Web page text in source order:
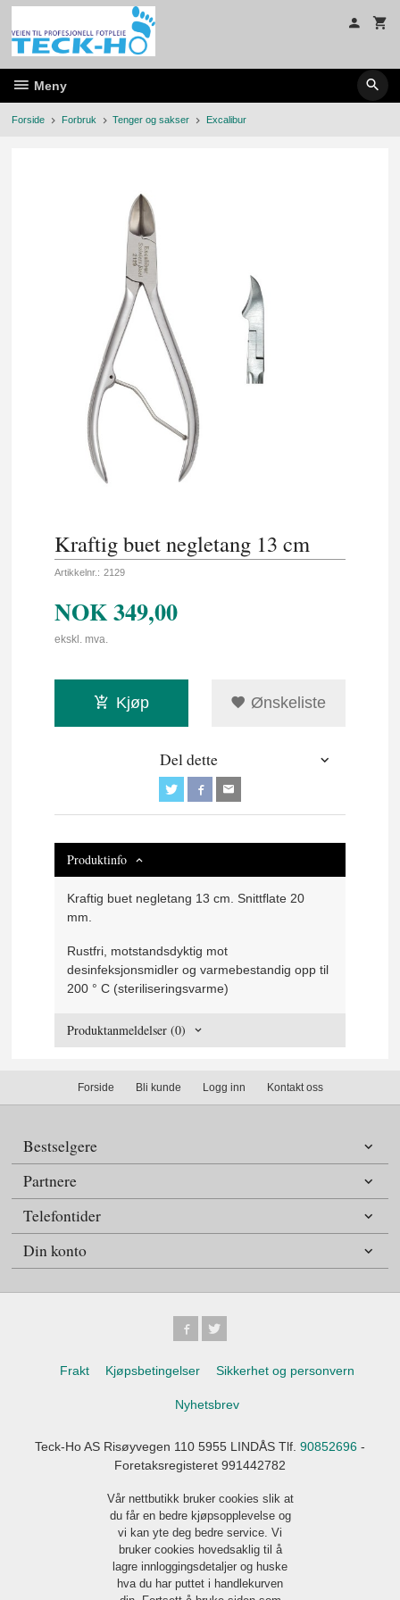
Gå
innholdet
Meny
Forside Forbruk Tenger og sakser Excalibur
Kraftig buet negletang 13 cm
Artikkelnr.: 2129
NOK349,00
ekskl. mva.
Kjøp Ønskeliste
Del dette
Produktinfo
Kraftig buet negletang 13 cm. Snittflate 20
mm.
Rustfri, motstandsdyktig mot
desinfeksjonsmidler og varmebestandig opp til
200 ° C (steriliseringsvarme)
Produktanmeldelser (0)
Forside Bli kunde Logg inn Kontakt oss
Bestselgere
Partnere
Telefontider
Din konto
Frakt Kjøpsbetingelser Sikkerhet og personvern
Nyhetsbrev
Teck-Ho AS Risøyvegen 110 5955 LINDÅS Tlf. 90852696 -
Foretaksregisteret 991442782
Vår nettbutikk bruker cookies slik at
du får en bedre kjøpsopplevelse og
vi kan yte deg bedre service. Vi
bruker cookies hovedsaklig til å
lagre innloggingsdetaljer og huske
hva du har puttet i handlekurven